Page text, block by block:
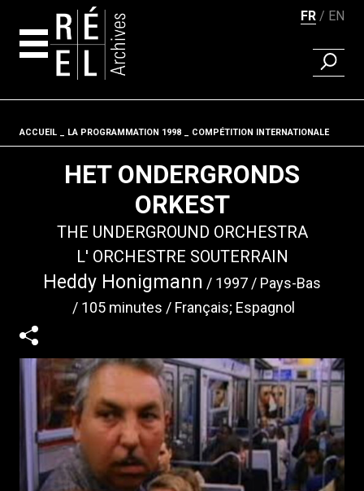
FR EN
Fil d'ariane
ACCUEIL LA PROGRAMMATION 1998 COMPÉTITION INTERNATIONALE
HET ONDERGRONDS
ORKEST
THE UNDERGROUND ORCHESTRA
L' ORCHESTRE SOUTERRAIN
Heddy Honigmann 1997
Pays-Bas
105 minutes
Français; Espagnol